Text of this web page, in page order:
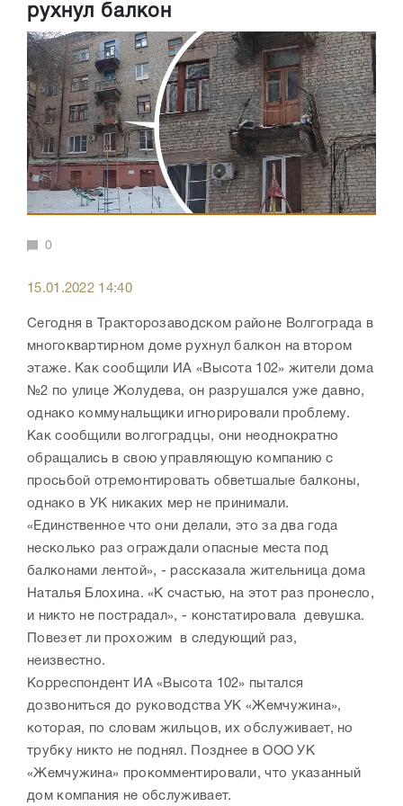
рухнул балкон
0
15.01.2022 14:40
Сегодня в Тракторозаводском районе Волгограда в
многоквартирном доме рухнул балкон на втором
этаже. Как сообщили ИА «Высота 102» жители дома
№2 по улице Жолудева, он разрушался уже давно,
однако коммунальщики игнорировали проблему.
Как сообщили волгоградцы, они неоднократно
обращались в свою управляющую компанию с
просьбой отремонтировать обветшалые балконы,
однако в УК никаких мер не принимали.
«Единственное что они делали, это за два года
несколько раз ограждали опасные места под
балконами лентой», - рассказала жительница дома
Наталья Блохина. «К счастью, на этот раз пронесло,
и никто не пострадал», - констатировала девушка.
Повезет ли прохожим в следующий раз,
неизвестно.
Корреспондент ИА «Высота 102» пытался
дозвониться до руководства УК «Жемчужина»,
которая, по словам жильцов, их обслуживает, но
трубку никто не поднял. Позднее вООО УК
«Жемчужина» прокомментировали, что указанный
дом компания не обслуживает.